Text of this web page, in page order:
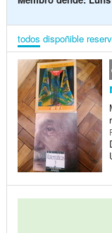
todos dispoñible